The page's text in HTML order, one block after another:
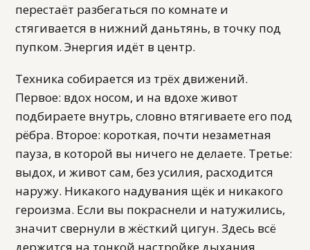
перестаёт разбегаться по комнате и
стягивается в нижний даньтянь, в точку под
пупком. Энергия идёт в центр.
Техника собирается из трёх движений.
Первое: вдох носом, и на вдохе живот
подбираете внутрь, словно втягиваете его под
рёбра. Второе: короткая, почти незаметная
пауза, в которой вы ничего не делаете. Третье:
выдох, и живот сам, без усилия, расходится
наружу. Никакого надувания щёк и никакого
героизма. Если вы покраснели и натужились,
значит свернули в жёсткий цигун. Здесь всё